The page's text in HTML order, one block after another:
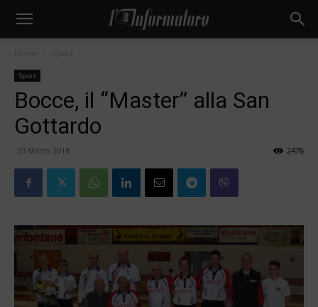
Sport
Bocce, il “Master” alla San
Gottardo
23 Marzo 2018 2476